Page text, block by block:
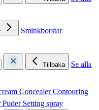
Sminkborstar
Tillbaka
Se alla
ConcealerContouring
Puder Setting spray